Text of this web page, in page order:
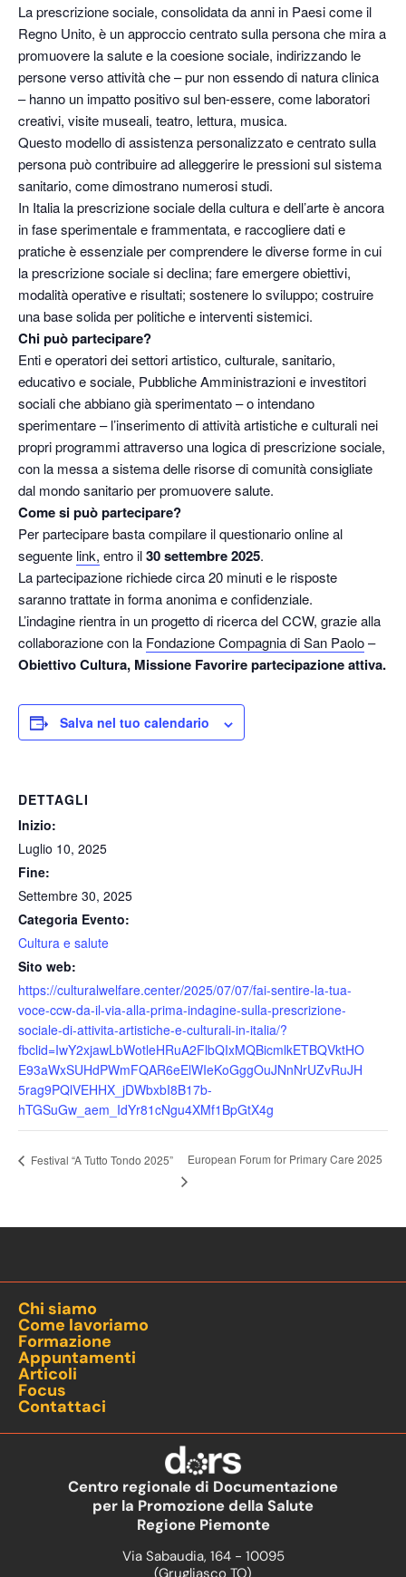
La prescrizione sociale, consolidata da anni in Paesi come il
Regno Unito, è un approccio centrato sulla persona che mira a
promuovere la salute e la coesione sociale, indirizzando le
persone verso attività che – pur non essendo di natura clinica
– hanno un impatto positivo sul ben-essere, come laboratori
creativi, visite museali, teatro, lettura, musica.
Questo modello di assistenza personalizzato e centrato sulla
persona può contribuire ad alleggerire le pressioni sul sistema
sanitario, come dimostrano numerosi studi.
In Italia la prescrizione sociale della cultura e dell’arte è ancora
in fase sperimentale e frammentata, e raccogliere dati e
pratiche è essenziale per comprendere le diverse forme in cui
la prescrizione sociale si declina; fare emergere obiettivi,
modalità operative e risultati; sostenere lo sviluppo; costruire
una base solida per politiche e interventi sistemici.
Chi può partecipare?
Enti e operatori dei settori artistico, culturale, sanitario,
educativo e sociale, Pubbliche Amministrazioni e investitori
sociali che abbiano già sperimentato – o intendano
sperimentare – l’inserimento di attività artistiche e culturali nei
propri programmi attraverso una logica di prescrizione sociale,
con la messa a sistema delle risorse di comunità consigliate
dal mondo sanitario per promuovere salute.
Come si può partecipare?
Per partecipare basta compilare il questionario online al
seguente link, entro il30 settembre 2025.
La partecipazione richiede circa 20 minuti e le risposte
saranno trattate in forma anonima e confidenziale.
L’indagine rientra in un progetto di ricerca del CCW, grazie alla
collaborazione con la Fondazione Compagnia di San Paolo–
Obiettivo Cultura, Missione Favorire partecipazione attiva.
Salva nel tuo calendario
DETTAGLI
Inizio:
Luglio 10, 2025
Fine:
Settembre 30, 2025
Categoria Evento:
Cultura e salute
Sito web:
https://culturalwelfare.center/2025/07/07/fai-sentire-la-tua-
voce-ccw-da-il-via-alla-prima-indagine-sulla-prescrizione-
sociale-di-attivita-artistiche-e-culturali-in-italia/?
fbclid=IwY2xjawLbWotleHRuA2FlbQIxMQBicmlkETBQVktHO
E93aWxSUHdPWmFQAR6eElWIeKoGggOuJNnNrUZvRuJH
5rag9PQlVEHHX_jDWbxbI8B17b-
hTGSuGw_aem_IdYr81cNgu4XMf1BpGtX4g
Festival “A Tutto Tondo 2025” European Forum for Primary Care 2025
Chi siamo
Come lavoriamo
Formazione
Appuntamenti
Articoli
Focus
Contattaci
Centro regionale di Documentazione
per la Promozione della Salute
Regione Piemonte
Via Sabaudia, 164 - 10095